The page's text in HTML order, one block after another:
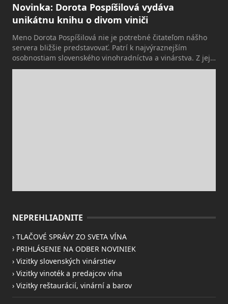
Novinka: Dorota Pospíšilová vydáva
unikátnu knihu o divom viniči
Meno Dorota Pospíšilová nie je potrebné čitateľom nášho
servera bližšie predstavovať. Patrí k najvýraznejším
osobnostiam slovenského vinohradníctva a vinárstva. Z jej
práce vzišlo viacero odrôd, ktoré sú ozdobou mnohých
NEPREHLIADNITE
› TLAČOVÉ SPRÁVY ZO SVETA VÍNA
› PRIHLÁSENIE NA ODBER NOVINIEK
› Vizitky slovenských vinárstiev
› Vizitky vinoték a predajcov vína
› Vizitky reštaurácií, vinární a barov